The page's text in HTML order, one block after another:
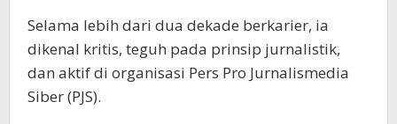
Selama lebih dari dua dekade berkarier, ia
dikenal kritis, teguh pada prinsip jurnalistik,
dan aktif di organisasi Pers Pro Jurnalismedia
Siber (PJS).